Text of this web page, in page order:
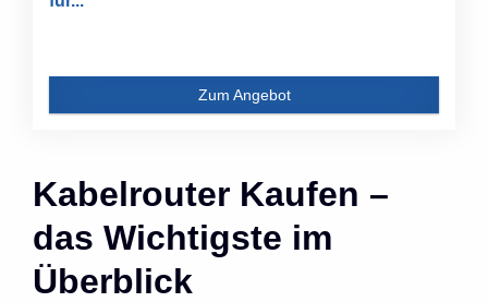
Zum Angebot
Kabelrouter Kaufen –
das Wichtigste im
Überblick